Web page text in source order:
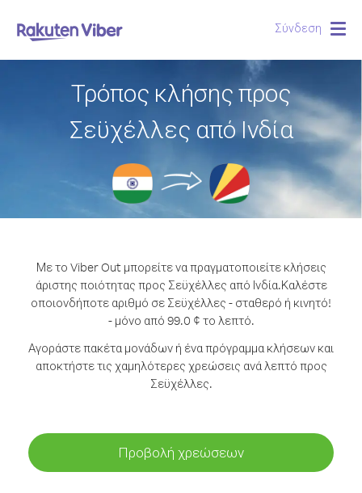
Σύνδεση
Τρόπος κλήσης προς
Σεϋχέλλες από Ινδία
Με το Viber Out μπορείτε να πραγματοποιείτε κλήσεις
άριστης ποιότητας προς Σεϋχέλλες από Ινδία.Καλέστε
οποιονδήποτε αριθμό σε Σεϋχέλλες - σταθερό ή κινητό!
- μόνο από 99.0 ¢ το λεπτό.
Αγοράστε πακέτα μονάδων ή ένα πρόγραμμα κλήσεων και
αποκτήστε τις χαμηλότερες χρεώσεις ανά λεπτό προς
Σεϋχέλλες.
Προβολή χρεώσεων